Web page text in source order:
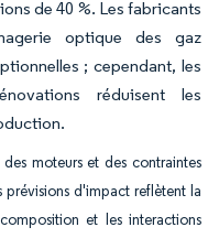
de 40 %. Les fabricants
optique des gaz
; cependant, les
réduisent les
moteurs et des contraintes
d'impact reflètent la
et les interactions